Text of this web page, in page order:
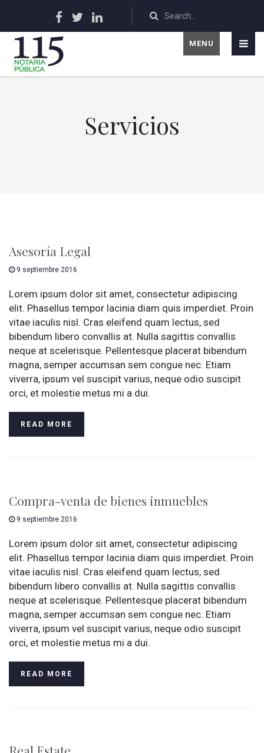
MENU
Servicios
Asesoría Legal
9 septiembre 2016
Lorem ipsum dolor sit amet, consectetur adipiscing
elit. Phasellus tempor lacinia diam quis imperdiet. Proin
vitae iaculis nisl. Cras eleifend quam lectus, sed
bibendum libero convallis at. Nulla sagittis convallis
neque at scelerisque. Pellentesque placerat bibendum
magna, semper accumsan sem congue nec. Etiam
viverra, ipsum vel suscipit varius, neque odio suscipit
orci, et molestie metus mi a dui.
READ MORE
Compra-venta de bienes inmuebles
9 septiembre 2016
Lorem ipsum dolor sit amet, consectetur adipiscing
elit. Phasellus tempor lacinia diam quis imperdiet. Proin
vitae iaculis nisl. Cras eleifend quam lectus, sed
bibendum libero convallis at. Nulla sagittis convallis
neque at scelerisque. Pellentesque placerat bibendum
magna, semper accumsan sem congue nec. Etiam
viverra, ipsum vel suscipit varius, neque odio suscipit
orci, et molestie metus mi a dui.
READ MORE